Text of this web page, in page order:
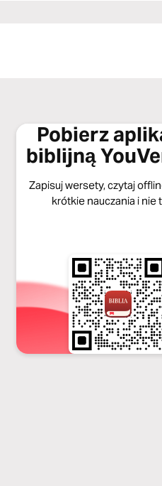
Pobierz
biblijną
Zapisuj wersety, czytaj
krótkie nauczania i nie